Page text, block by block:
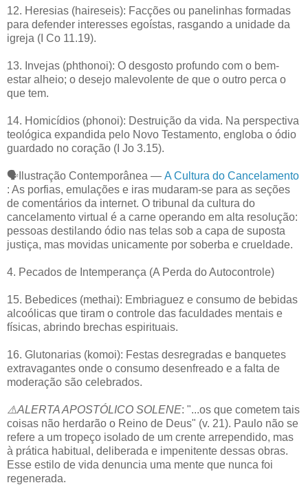
12. Heresias (haireseis): Facções ou panelinhas formadas
para defender interesses egoístas, rasgando a unidade da
igreja (I Co 11.19).
13. Invejas (phthonoi): O desgosto profundo com o bem-
estar alheio; o desejo malevolente de que o outro perca o
que tem.
14. Homicídios (phonoi): Destruição da vida. Na perspectiva
teológica expandida pelo Novo Testamento, engloba o ódio
guardado no coração (I Jo 3.15).
🗣️Ilustração Contemporânea — A Cultura do Cancelamento
: As porfias, emulações e iras mudaram-se para as seções
de comentários da internet. O tribunal da cultura do
cancelamento virtual é a carne operando em alta resolução:
pessoas destilando ódio nas telas sob a capa de suposta
justiça, mas movidas unicamente por soberba e crueldade.
4. Pecados de Intemperança (A Perda do Autocontrole)
15. Bebedices (methai): Embriaguez e consumo de bebidas
alcoólicas que tiram o controle das faculdades mentais e
físicas, abrindo brechas espirituais.
16. Glutonarias (komoi): Festas desregradas e banquetes
extravagantes onde o consumo desenfreado e a falta de
moderação são celebrados.
⚠️ALERTA APOSTÓLICO SOLENE: "...os que cometem tais
coisas não herdarão o Reino de Deus" (v. 21). Paulo não se
refere a um tropeço isolado de um crente arrependido, mas
à prática habitual, deliberada e impenitente dessas obras.
Esse estilo de vida denuncia uma mente que nunca foi
regenerada.